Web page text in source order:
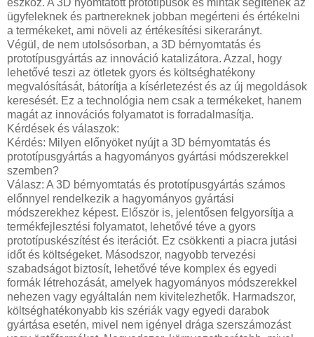
ügyfeleknek és partnereknek jobban megérteni és értékelni
a termékeket, ami növeli az értékesítési sikerarányt.
Végül, de nem utolsósorban, a 3D bérnyomtatás és
prototípusgyártás az innováció katalizátora. Azzal, hogy
lehetővé teszi az ötletek gyors és költséghatékony
megvalósítását, bátorítja a kísérletezést és az új megoldások
keresését. Ez a technológia nem csak a termékeket, hanem
magát az innovációs folyamatot is forradalmasítja.
Kérdések és válaszok:
Kérdés: Milyen előnyöket nyújt a 3D bérnyomtatás és
prototípusgyártás a hagyományos gyártási módszerekkel
szemben?
Válasz: A 3D bérnyomtatás és prototípusgyártás számos
előnnyel rendelkezik a hagyományos gyártási
módszerekhez képest. Először is, jelentősen felgyorsítja a
termékfejlesztési folyamatot, lehetővé téve a gyors
prototípuskészítést és iterációt. Ez csökkenti a piacra jutási
időt és költségeket. Másodszor, nagyobb tervezési
szabadságot biztosít, lehetővé téve komplex és egyedi
formák létrehozását, amelyek hagyományos módszerekkel
nehezen vagy egyáltalán nem kivitelezhetők. Harmadszor,
költséghatékonyabb kis szériák vagy egyedi darabok
gyártása esetén, mivel nem igényel drága szerszámozást